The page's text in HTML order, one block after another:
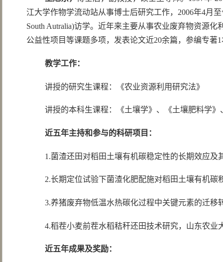
江大学作物学流动站从事博士后研究工作，2006年4月
South Autralia)访学。近年来主要从事农业废弃物资源
公益性项目等课题多项，发表论文近20余篇，参编专著
教学工作：
讲授的研究生课程：《农业资源利用研究法》
讲授的本科生课程：《土壤学》、《土壤肥料学
近五年主持和参与的科研项目：
1.菌渣还田对稻田土壤有机碳稳定性的长期效应及
2.长期定位试验下菌渣化肥配施对稻田土壤有机碳
3.养猪废弃物低温水热碳化过程中关键元素的迁移
4.稻茬小麦前茬水稻秸秆还田技术研究，山东农业
近五年成果及奖励：